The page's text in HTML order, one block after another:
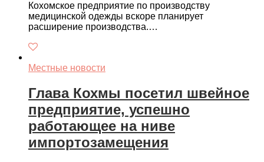
Кохомское предприятие по производству
медицинской одежды вскоре планирует
расширение производства.…
Местные новости
Глава Кохмы посетил швейное
предприятие, успешно
работающее на ниве
импортозамещения